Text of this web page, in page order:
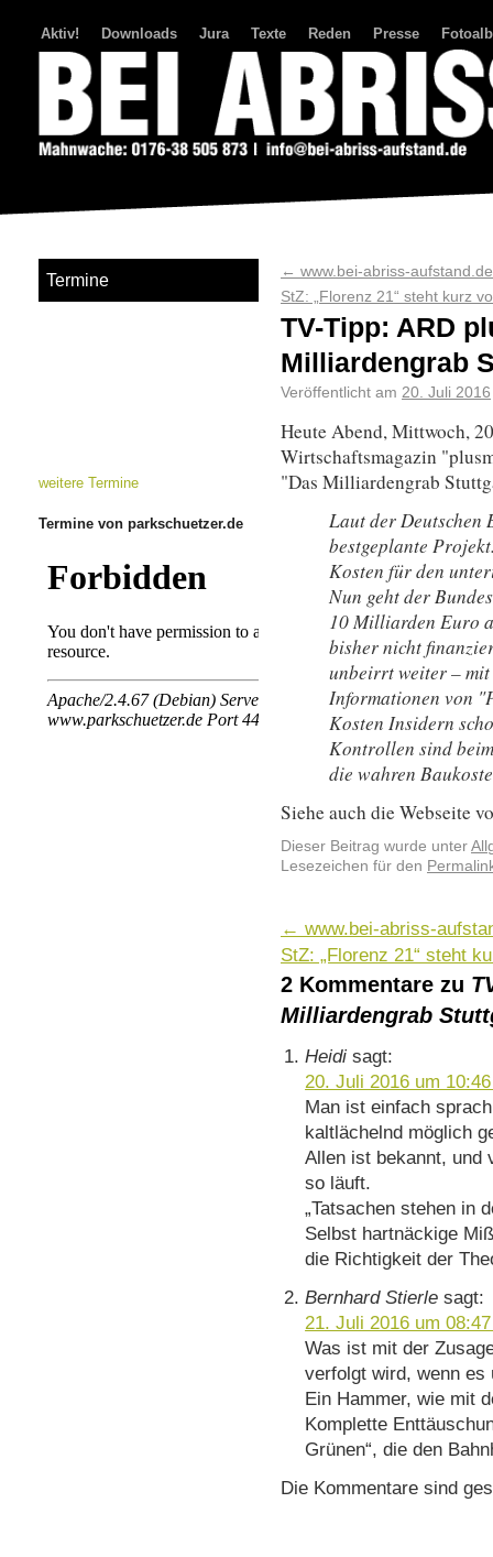
Aktiv! Downloads Jura Texte Reden Presse
← www.bei-abriss-
StZ: „Florenz 21“ steht kurz
TV-Tipp: ARD
Milliardengrab
Veröffentlicht am 20. Juli 2016
Heute Abend, Mittwoch,
Wirtschaftsmagazin
"Das Milliardengrab
Laut der Deutschen
bestgeplante
Kosten für den
Nun geht der
10 Milliarden Euro
bisher nicht
unbeirrt weiter –
Informationen von
Kosten Insidern
Kontrollen sind
die wahren
Siehe auch die Webseite
Dieser Beitrag wurde unter
Lesezeichen für den
← www.bei-abriss-
StZ: „Florenz 21“ steht
2 Kommentare zu
Milliardengrab
Heidi sagt:
20. Juli 2016 um
Man ist einfach
kaltlächelnd möglich
Allen ist bekannt, und
so läuft.
„Tatsachen stehen in
Selbst hartnäckige
die Richtigkeit der
Bernhard Stierle sagt:
21. Juli 2016 um
Was ist mit der
verfolgt wird, wenn
Ein Hammer, wie mit
Komplette
Grünen“, die den
Die Kommentare sind
Termine
weitere Termine
Termine von parkschuetzer.de